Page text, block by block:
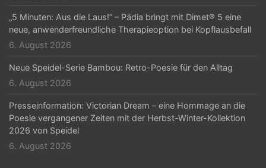
„5 Minuten: Aus die Laus!“ – Pädia bringt mit Dimet® 5 eine
neue, anwenderfreundliche Therapieoption bei Kopflausbefall
6. August 2026
Neue Speidel-Serie Bambou: Retro-Poesie für den Alltag
6. August 2026
Presseinformation: Victorian Dream – eine Hommage an die
Poesie vergangener Zeiten mit der Herbst-Winter-Kollektion
2026 von Speidel
6. August 2026